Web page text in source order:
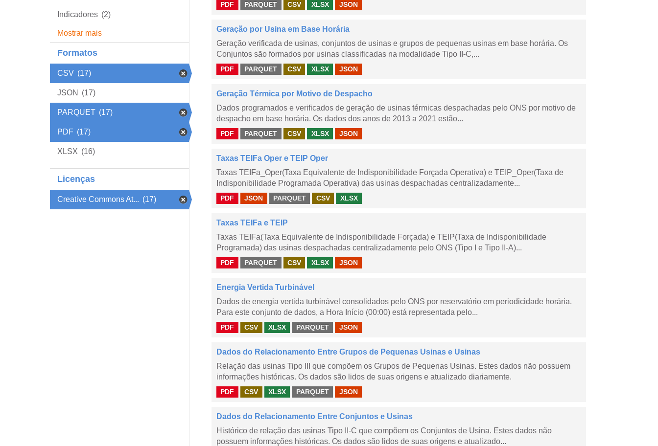
Indicadores (2)
Mostrar mais
Formatos
CSV (17)
JSON (17)
PARQUET (17)
PDF (17)
XLSX (16)
Licenças
Creative Commons At... (17)
PDF PARQUET CSV XLSX JSON
Geração por Usina em Base Horária
Geração verificada de usinas, conjuntos de usinas e grupos de pequenas usinas em base horária. Os
Conjuntos são formados por usinas classificadas na modalidade Tipo II-C,...
PDF PARQUET CSV XLSX JSON
Geração Térmica por Motivo de Despacho
Dados programados e verificados de geração de usinas térmicas despachadas pelo ONS por motivo de
despacho em base horária. Os dados dos anos de 2013 a 2021 estão...
PDF PARQUET CSV XLSX JSON
Taxas TEIFa Oper e TEIP Oper
Taxas TEIFa_Oper(Taxa Equivalente de Indisponibilidade Forçada Operativa) e TEIP_Oper(Taxa de
Indisponibilidade Programada Operativa) das usinas despachadas centralizadamente...
PDF JSON PARQUET CSV XLSX
Taxas TEIFa e TEIP
Taxas TEIFa(Taxa Equivalente de Indisponibilidade Forçada) e TEIP(Taxa de Indisponibilidade
Programada) das usinas despachadas centralizadamente pelo ONS (Tipo I e Tipo II-A)...
PDF PARQUET CSV XLSX JSON
Energia Vertida Turbinável
Dados de energia vertida turbinável consolidados pelo ONS por reservatório em periodicidade horária.
Para este conjunto de dados, a Hora Início (00:00) está representada pelo...
PDF CSV XLSX PARQUET JSON
Dados do Relacionamento Entre Grupos de Pequenas Usinas e Usinas
Relação das usinas Tipo III que compõem os Grupos de Pequenas Usinas. Estes dados não possuem
informações históricas. Os dados são lidos de suas origens e atualizado diariamente.
PDF CSV XLSX PARQUET JSON
Dados do Relacionamento Entre Conjuntos e Usinas
Histórico de relação das usinas Tipo II-C que compõem os Conjuntos de Usina. Estes dados não
possuem informações históricas. Os dados são lidos de suas origens e atualizado...